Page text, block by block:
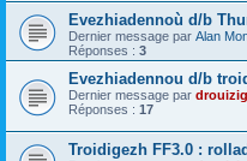
Evezhiadennoù d/b
Dernier message par Alan
Réponses : 3
Evezhiadennou d/b
Dernier message par drouizig
Réponses : 17
Troidigezh FF3.0 :